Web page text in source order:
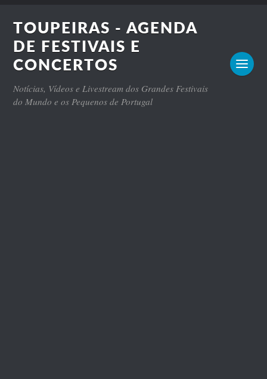
TOUPEIRAS - AGENDA
DE FESTIVAIS E
CONCERTOS
Notícias, Vídeos e Livestream dos Grandes Festivais
do Mundo e os Pequenos de Portugal